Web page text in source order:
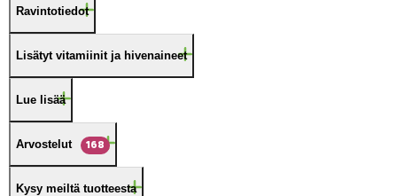
Ravintotiedot
Lisätyt vitamiinit ja hivenaineet
Lue lisää
Arvostelut 168
Kysy meiltä tuotteesta